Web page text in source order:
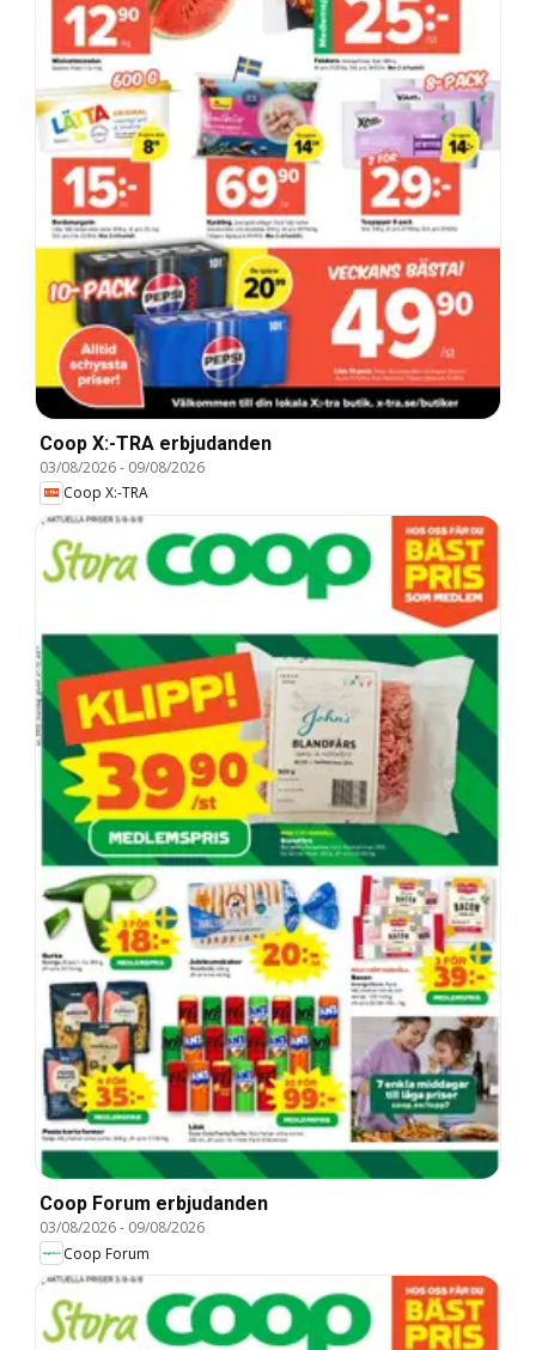
Coop X:-TRA erbjudanden
03/08/2026- 09/08/2026
Coop X:-TRA
Coop Forum erbjudanden
03/08/2026- 09/08/2026
Coop Forum